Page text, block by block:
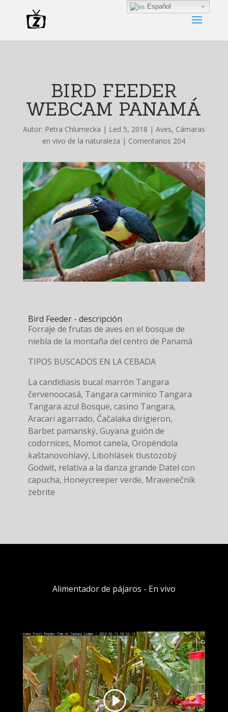
BIRD FEEDER
WEBCAM PANAMÁ
Autor: Petra Chlumecka | Led 5, 2018 | Aves, Cámaras
en vivo de la naturaleza | Comentarios 204
Bird Feeder - descripción
Forraje de frutas de aves en el bosque de
niebla de la montaña del centro de Panamá
TIPOS BUSCADOS EN LA CEBADA
La candidiasis bucal marrón Tangara
červenoocasá, Tangara carmínico Tangara
Tangara azul Bosque, casino Tangara,
Aracari agarrado, Čačalaka dirigieron,
Barbet pamanský, Guyana guión de
codornices, Momot canela, Oropéndola
kaštanovohlavý, Libohlásek tlustozobý
Godwit, relativa a la danza grande Datel con
capucha, Honeycreeper verde, Mravenečník
zebrite
Alimentador de pájaros - En vivo
Español